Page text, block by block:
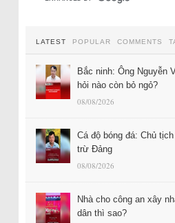
LATEST POPULAR COMMENTS
Bắc ninh: Ông Nguyễn
hỏi nào còn bỏ ngỏ?
08/08/2026
Cá độ bóng đá: Chủ
trừ Đảng
08/08/2026
Nhà cho công an xây
dân thì sao?